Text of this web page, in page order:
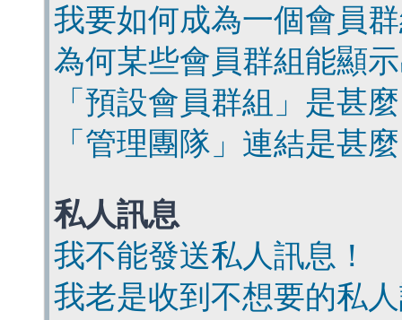
我要如何成為一個會員
為何某些會員群組能顯
「預設會員群組」是甚
「管理團隊」連結是甚
私人訊息
我不能發送私人訊息！
我老是收到不想要的私